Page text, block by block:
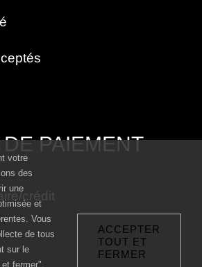
PAIEMENT
crédit
votre
des
une
et
Vous
de tous
sur le
fermer".
ACCEPTER
TOUT ET
FERMER